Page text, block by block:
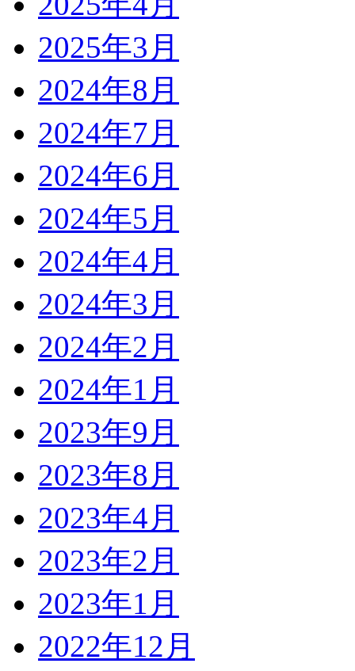
2025年3月
2024年8月
2024年7月
2024年6月
2024年5月
2024年4月
2024年3月
2024年2月
2024年1月
2023年9月
2023年8月
2023年4月
2023年2月
2023年1月
2022年12月